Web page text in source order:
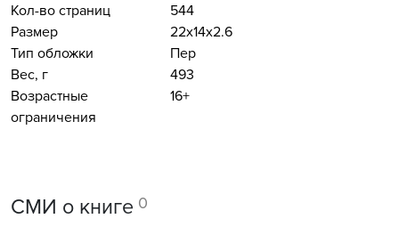
Кол-во страниц
544
Размер
22x14x2.6
Тип обложки
Пер
Вес, г
493
Возрастные
ограничения
16+
СМИ о книге 0